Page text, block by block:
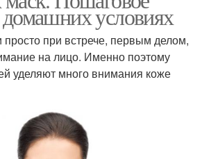
домашних условиях
просто при встрече, первым делом,
на лицо. Именно поэтому
уделяют много внимания коже